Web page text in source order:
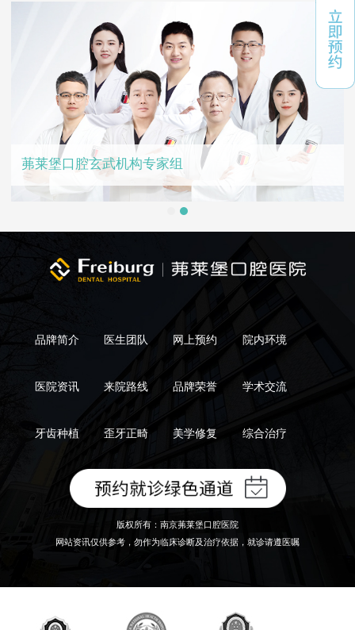
茀莱堡口腔玄武机构专家组
品牌简介 医生团队 网上预约 院内环境
医院资讯 来院路线 品牌荣誉 学术交流
牙齿种植 歪牙正畸 美学修复 综合治疗
版权所有：南京茀莱堡口腔医院
网站资讯仅供参考，勿作为临床诊断及治疗依据，就诊请遵医嘱